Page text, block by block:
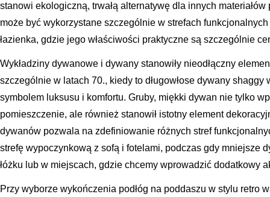
stanowi ekologiczną, trwałą alternatywę dla innych
może być wykorzystane szczególnie w strefach
łazienka, gdzie jego właściwości praktyczne są szczególnie
Wykładziny dywanowe i dywany stanowiły nieodłączny
szczególnie w latach 70., kiedy to długowłose dywany shaggy
symbolem luksusu i komfortu. Gruby, miękki dywan nie tylko
pomieszczenie, ale również stanowił istotny element
dywanów pozwala na zdefiniowanie różnych stref
strefę wypoczynkową z sofą i fotelami, podczas gdy mniejsze
łóżku lub w miejscach, gdzie chcemy wprowadzić dodatkowy
Przy wyborze wykończenia podłóg na poddaszu w stylu retro